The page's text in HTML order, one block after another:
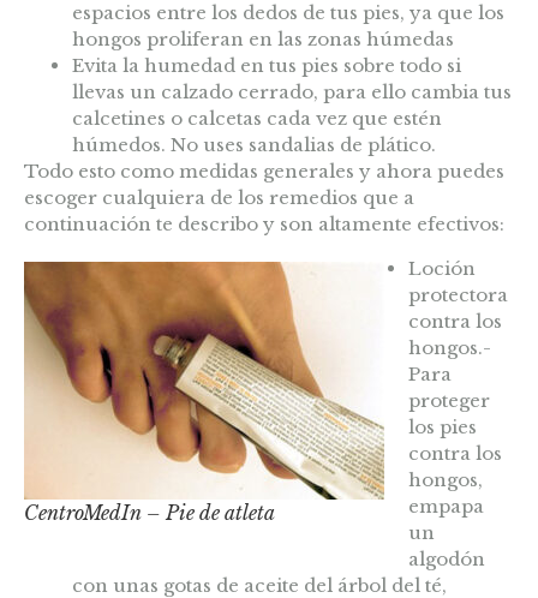
espacios entre los dedos de tus pies, ya que los
hongos proliferan en las zonas húmedas
Evita la humedad en tus pies sobre todo si
llevas un calzado cerrado, para ello cambia tus
calcetines o calcetas cada vez que estén
húmedos. No uses sandalias de plático.
Todo esto como medidas generales y ahora puedes
escoger cualquiera de los remedios que a
continuación te describo y son altamente efectivos:
CentroMedIn – Pie de atleta
Loción
protectora
contra los
hongos.-
Para
proteger
los pies
contra los
hongos,
empapa
un
algodón
con unas gotas de aceite del árbol del té,